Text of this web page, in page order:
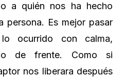
a quién nos ha hecho
persona. Es mejor pasar
ocurrido con calma,
de frente. Como si
nos liberara después